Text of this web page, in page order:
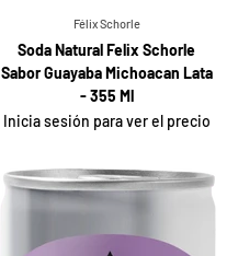
Félix Schorle
Soda Natural Felix Schorle
Sabor Guayaba Michoacan Lata
- 355 Ml
Inicia sesión para ver el precio